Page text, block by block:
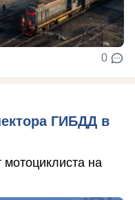
0
ГИБДД в
на